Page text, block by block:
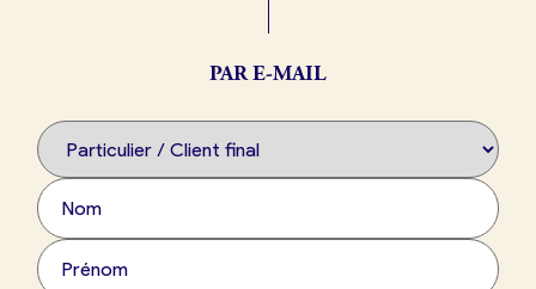
Je crée mon compte
PAR E-MAIL